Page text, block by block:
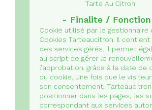
Tarte Au Citron
Cookie utilisé par le gestionnaire
Cookies Tarteaucitron. Il
des services gérés. Il permet
au script de gérer le
l’approbation, grâce à la date de
du cookie. Une fois que le
son consentement,
positionner dans les pages, les
correspondant aux services